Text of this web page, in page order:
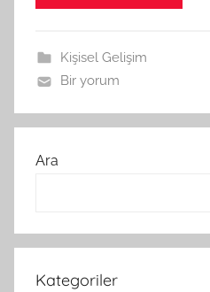
Kişisel Gelişim
Bir yorum
Ara
Kategoriler